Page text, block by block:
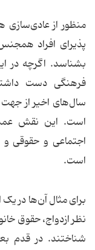
منظور از
پذیرای افراد
بشناسد. اگرچه در
فرهنگی دست
سال‌های اخیر از جهت
است. این نقش
اجتماعی و حقوقی و
است.
برای مثال آن‌ها در
نظر ازدواج، حقوق
شناختند. در قدم